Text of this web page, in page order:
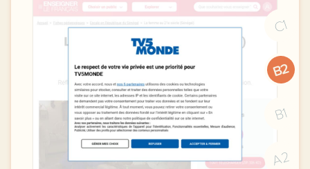
C1
B2
B1
A2